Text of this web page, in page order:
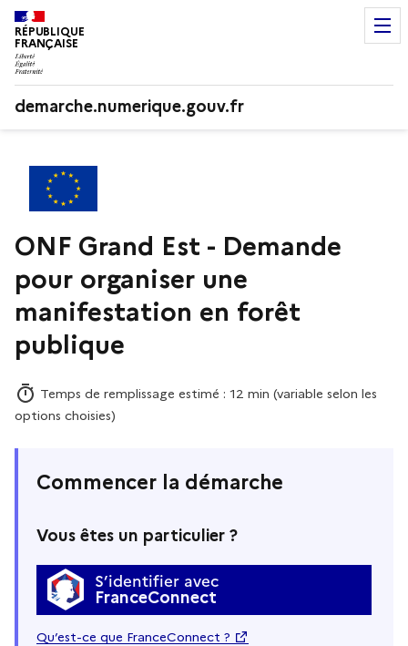
RÉPUBLIQUE
FRANÇAISE
demarche.numerique.gouv.fr
ONF Grand Est - Demande
pour organiser une
manifestation en forêt
publique
Temps de remplissage estimé : 12 min (variable selon les
options choisies)
Commencer la démarche
Vous êtes un particulier ?
S’identifier avec
FranceConnect
Qu’est-ce que FranceConnect ?